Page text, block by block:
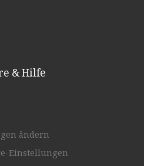
& Hilfe
ändern
Einstellungen